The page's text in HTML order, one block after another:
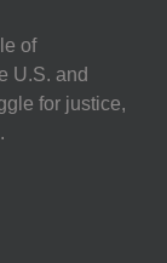
of
U.S. and
for justice,